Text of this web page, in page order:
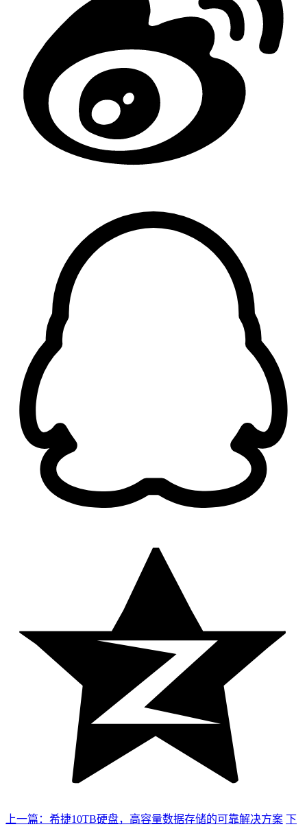
上一篇：希捷10TB硬盘，高容量数据存储的可靠解决方案 下